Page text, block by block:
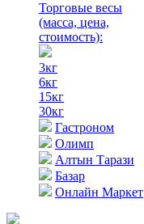
Торговые весы
(масса, цена,
стоимость):
3кг
6кг
15кг
30кг
Гастроном
Олимп
Алтын Тарази
Базар
Онлайн Маркет